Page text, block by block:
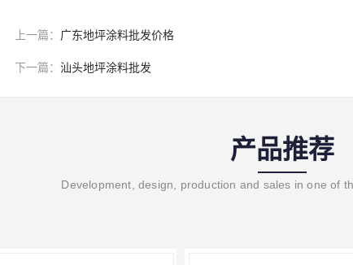
上一篇： 广东地坪涂料批发价格
下一篇： 汕头地坪涂料批发
产品推荐
Development, design, production and sales in one of